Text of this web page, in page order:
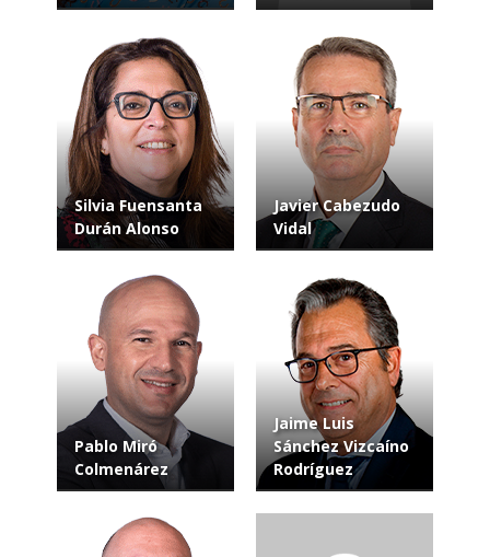
Silvia Fuensanta
Durán Alonso
Javier Cabezudo
Vidal
Pablo Miró
Colmenárez
Jaime Luis
Sánchez Vizcaíno
Rodríguez